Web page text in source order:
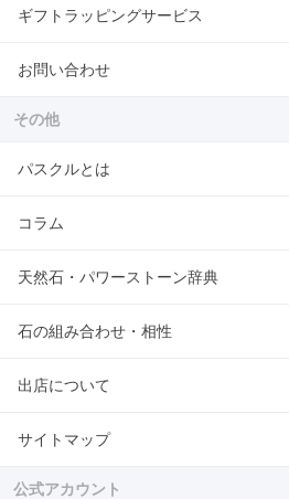
ギフトラッピングサービス
お問い合わせ
その他
パスクルとは
コラム
天然石・パワーストーン辞典
石の組み合わせ・相性
出店について
サイトマップ
公式アカウント